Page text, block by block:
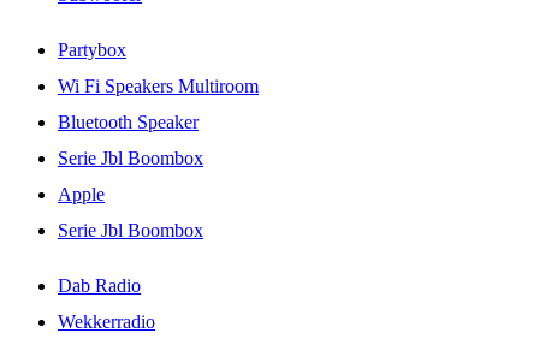
Partybox
Wi Fi Speakers Multiroom
Bluetooth Speaker
Serie Jbl Boombox
Apple
Serie Jbl Boombox
Dab Radio
Wekkerradio